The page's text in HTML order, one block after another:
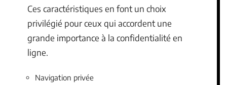
Ces caractéristiques en font un choix
privilégié pour ceux qui accordent une
grande importance à la confidentialité en
ligne.
Navigation privée